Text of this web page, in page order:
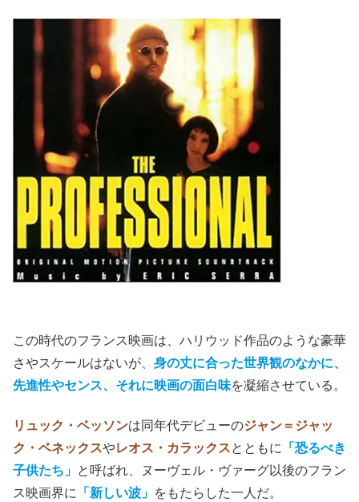
この時代のフランス映画は、ハリウッド作品のような豪華
さやスケールはないが、 身の丈に合った世界観のなかに、
先進性やセンス、それに映画の面白味を凝縮させている。
リュック・ベッソンは同年代デビューのジャン＝ジャッ
ク・ベネックスやレオス・カラックスとともに
「恐るべき
子供たち」 と呼ばれ、ヌーヴェル・ヴァーグ以後のフラン
ス映画界に
「新しい波」 をもたらした一人だ。